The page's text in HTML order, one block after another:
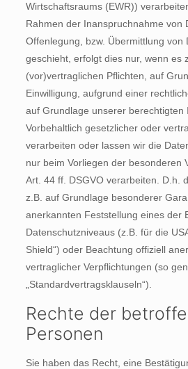
Wirtschaftsraums (EWR))
Rahmen der Inanspruchnahme von
Offenlegung, bzw. Übermittlung von
geschieht, erfolgt dies nur, wenn es
(vor)vertraglichen Pflichten, auf
Einwilligung, aufgrund einer
auf Grundlage unserer berechtigten
Vorbehaltlich gesetzlicher oder
verarbeiten oder lassen wir die
nur beim Vorliegen der besonderen
Art. 44 ff. DSGVO verarbeiten. D.h.
z.B. auf Grundlage besonderer
anerkannten Feststellung eines der
Datenschutzniveaus (z.B. für die
Shield“) oder Beachtung offiziell
vertraglicher Verpflichtungen (so
„Standardvertragsklauseln“).
Rechte der
Personen
Sie haben das Recht, eine